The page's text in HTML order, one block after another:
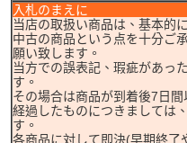
入札のまえに
当店の取扱い商品は、基本的
中古の商品という点を十分ご
願い致します。
当方での誤表記、瑕疵があっ
す。
その場合は商品が到着後7日
経過したものにつきましては
す。
各商品に対して即決(早期終了